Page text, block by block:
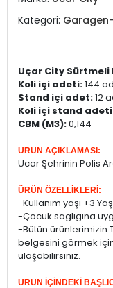
Kategori:
Uçar City Sürtmeli
Koli içi adeti:144
Stand içi adet:12
Koli içi stand
CBM (M3):0,144
ÜRÜN AÇIKLAMASI:
Ucar Şehrinin Polis
ÜRÜN ÖZELLİKLERİ:
-Kullanım yaşı +3 Yaş
-Çocuk saglıgına
-Bütün ürünlerimizin
belgesini görmek
ulaşabilirsiniz.
ÜRÜN İÇİNDEKİ